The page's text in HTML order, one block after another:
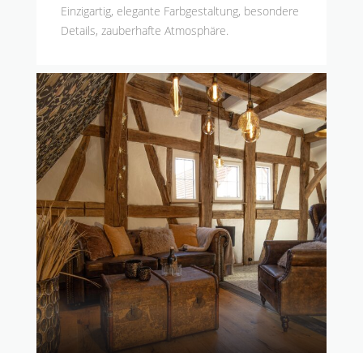
Einzigartig, elegante Farbgestaltung, besondere
Details, zauberhafte Atmosphäre.